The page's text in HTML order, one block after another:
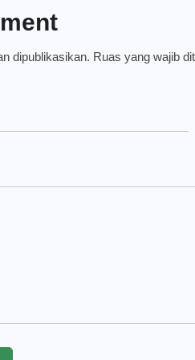
dipublikasikan. Ruas yang wajib